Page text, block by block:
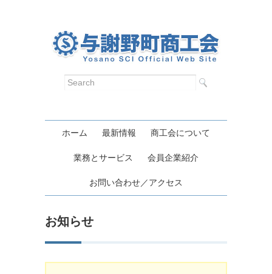
ホーム 最新情報 商工会について
業務とサービス 会員企業紹介
お問い合わせ／アクセス
お知らせ